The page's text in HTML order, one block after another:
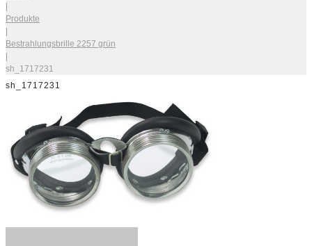
|
Produkte
|
Bestrahlungsbrille 2257 grün
|
sh_1717231
sh_1717231